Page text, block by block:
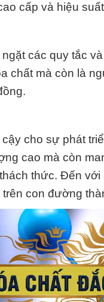
cấp và hiệu
các quy tắc
chất mà còn là
cho sự phát
cao mà còn
thức. Đến
con đường